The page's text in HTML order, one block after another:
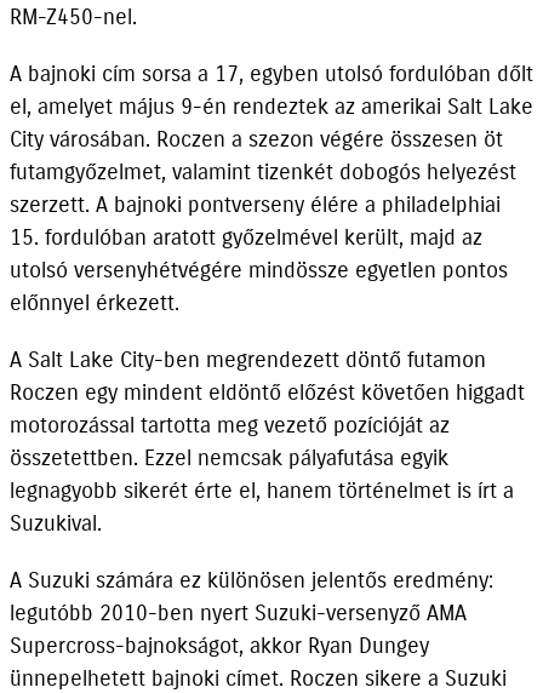
RM-Z450-nel.
A bajnoki cím sorsa a 17, egyben utolsó fordulóban dőlt
el, amelyet május 9-én rendeztek az amerikai Salt Lake
City városában. Roczen a szezon végére összesen öt
futamgyőzelmet, valamint tizenkét dobogós helyezést
szerzett. A bajnoki pontverseny élére a philadelphiai
15. fordulóban aratott győzelmével került, majd az
utolsó versenyhétvégére mindössze egyetlen pontos
előnnyel érkezett.
A Salt Lake City-ben megrendezett döntő futamon
Roczen egy mindent eldöntő előzést követően higgadt
motorozással tartotta meg vezető pozícióját az
összetettben. Ezzel nemcsak pályafutása egyik
legnagyobb sikerét érte el, hanem történelmet is írt a
Suzukival.
A Suzuki számára ez különösen jelentős eredmény:
legutóbb 2010-ben nyert Suzuki-versenyző AMA
Supercross-bajnokságot, akkor Ryan Dungey
ünnepelhetett bajnoki címet. Roczen sikere a Suzuki